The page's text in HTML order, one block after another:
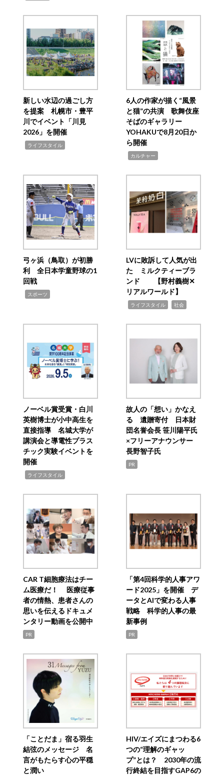
新しい水辺の過ごし方
を提案 札幌市・豊平
川でイベント「川見
2026」を開催
ライフスタイル
6人の作家が描く“風景
と猫”の共演 歌舞伎座
そばのギャラリー
YOHAKUで8月20日か
ら開催
カルチャー
弓ヶ浜（鳥取）が初勝
利 全日本学童野球の1
回戦
スポーツ
LVに敗訴して人気が出
た ミルクティーブラ
ンド 【野村義樹✕
リアルワールド】
ライフスタイル 社会
ノーベル賞受賞・白川
英樹博士が小中高生を
直接指導 名城大学が
講演会と導電性プラス
チック実験イベントを
開催
ライフスタイル
故人の「想い」かなえ
る 遺贈寄付 日本財
団名誉会長 笹川陽平氏
×フリーアナウンサー
長野智子氏
PR
CAR T細胞療法はチー
ム医療だ！ 医療従事
者の情熱、患者さんの
思いを伝えるドキュメ
ンタリー動画を公開中
PR
「第4回科学的人事アワ
ード2025」を開催 デ
ータとAIで変わる人事
戦略 科学的人事の最
新事例
PR
「ことだま」宿る羽生
結弦のメッセージ 名
言がもたらす心の平穏
と潤い
HIV/エイズにまつわる6
つの“理解のギャッ
プ”とは？ 2030年の流
行終結を目指すGAP6の